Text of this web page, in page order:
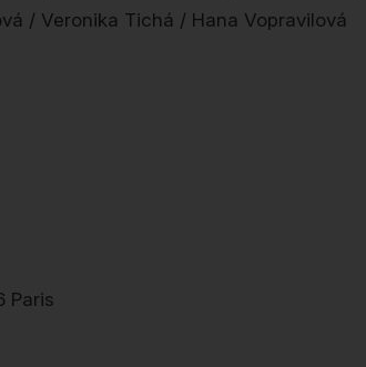
/ Veronika Tichá / Hana Vopravilová
Paris